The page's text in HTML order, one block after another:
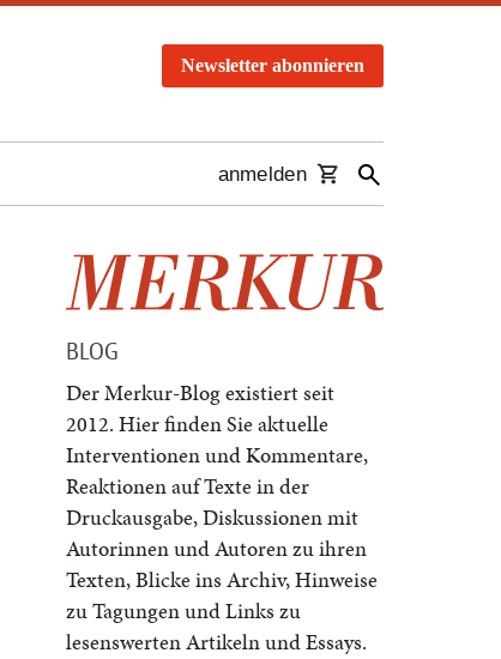
Newsletter abonnieren
anmelden
BLOG
Der Merkur-Blog existiert seit
2012. Hier finden Sie aktuelle
Interventionen und Kommentare,
Reaktionen auf Texte in der
Druckausgabe, Diskussionen mit
Autorinnen und Autoren zu ihren
Texten, Blicke ins Archiv, Hinweise
zu Tagungen und Links zu
lesenswerten Artikeln und Essays.